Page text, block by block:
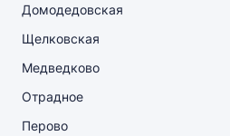
Домодедовская
Щелковская
Медведково
Отрадное
Перово